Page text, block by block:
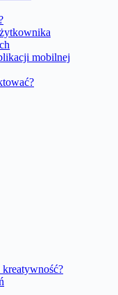
mobilnej